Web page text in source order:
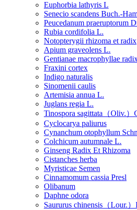
Euphorbia lathyris L
Senecio scandens Buch.-
Peucedanum praeruptorum
Rubia cordifolia L.
Notopterygii rhizoma et radix
Apium graveolens L.
Gentianae macrophyllae
Fraxini cortex
Indigo naturalis
Sinomenii caulis
Artemisia annua L.
Juglans regia L.
Tinospora sagittata（Oliv.）
Cyclocarya paliurus
Cynanchum otophyllum
Colchicum autumnale L.
Ginseng Radix Et Rhizoma
Cistanches herba
Myristicae Semen
Cinnamomum cassia Presl
Olibanum
Daphne odora
Saururus chinensis（Lour.